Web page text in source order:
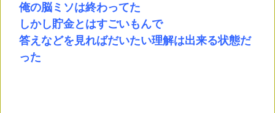
俺の脳ミソは終わってた
しかし貯金とはすごいもんで
答えなどを見ればだいたい理解は出来る状態だ
った